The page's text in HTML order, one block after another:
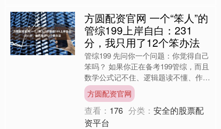
方圆配资官网 一个“笨人”的
管综199上岸自白：231
分，我只用了12个笨办法
管综199 先问你一个问题：你觉得自己
笨吗？ 如果你正在备考199管综，而且
数学公式记不住、逻辑题读不懂、作文
写不出、英语单词背了忘——你肯定觉
得自己“不是学习....
方圆配资官网
查看： 176 分类：安全的股票配
资平台